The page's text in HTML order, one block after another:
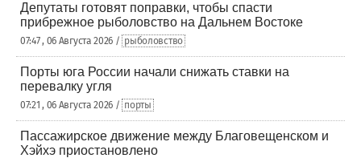
Депутаты готовят поправки, чтобы спасти
прибрежное рыболовство на Дальнем Востоке
07:47 , 06 Августа 2026 / рыболовство
Порты юга России начали снижать ставки на
перевалку угля
07:21 , 06 Августа 2026 / порты
Пассажирское движение между Благовещенском и
Хэйхэ приостановлено